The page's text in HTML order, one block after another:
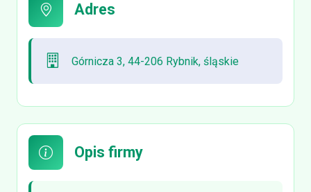
Adres
Górnicza 3, 44-206 Rybnik, śląskie
Opis firmy